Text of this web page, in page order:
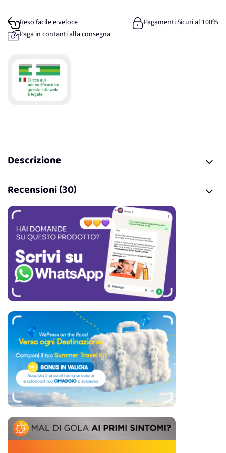
Reso facile e veloce
Pagamenti Sicuri al 100%
Paga in contanti alla consegna
Descrizione
Recensioni (30)